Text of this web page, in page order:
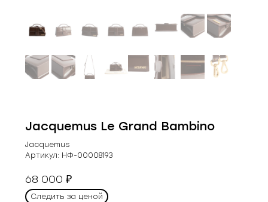
Jacquemus Le Grand Bambino
Jacquemus
Артикул: НФ-00008193
68 000₽
Следить за ценой